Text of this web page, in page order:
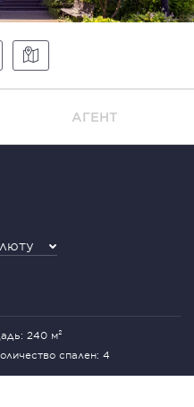
АГЕНТ
240 м²
спален: 4